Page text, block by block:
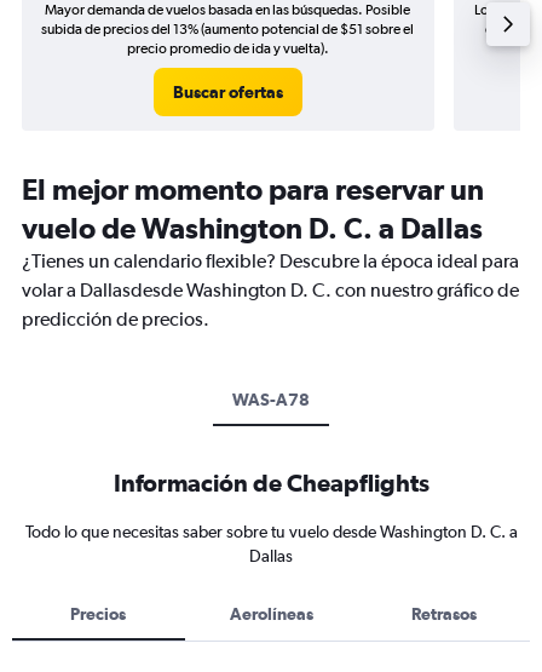
Mayor demanda de vuelos basada en las búsquedas. Posible
subida de precios del 13% (aumento potencial de $51 sobre el
precio promedio de ida y vuelta).
Buscar ofertas
Los
de
El mejor momento para reservar un
vuelo de Washington D. C. a Dallas
¿Tienes un calendario flexible? Descubre la época ideal para
volar a Dallasdesde Washington D. C. con nuestro gráfico de
predicción de precios.
WAS-A78
Información de Cheapflights
Todo lo que necesitas saber sobre tu vuelo desde Washington D. C. a
Dallas
Precios Aerolíneas Retrasos